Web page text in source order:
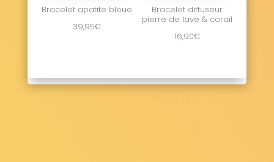
Bracelet apatite bleue
39,95€
Bracelet diffuseur
pierre de lave & corail
16,90€